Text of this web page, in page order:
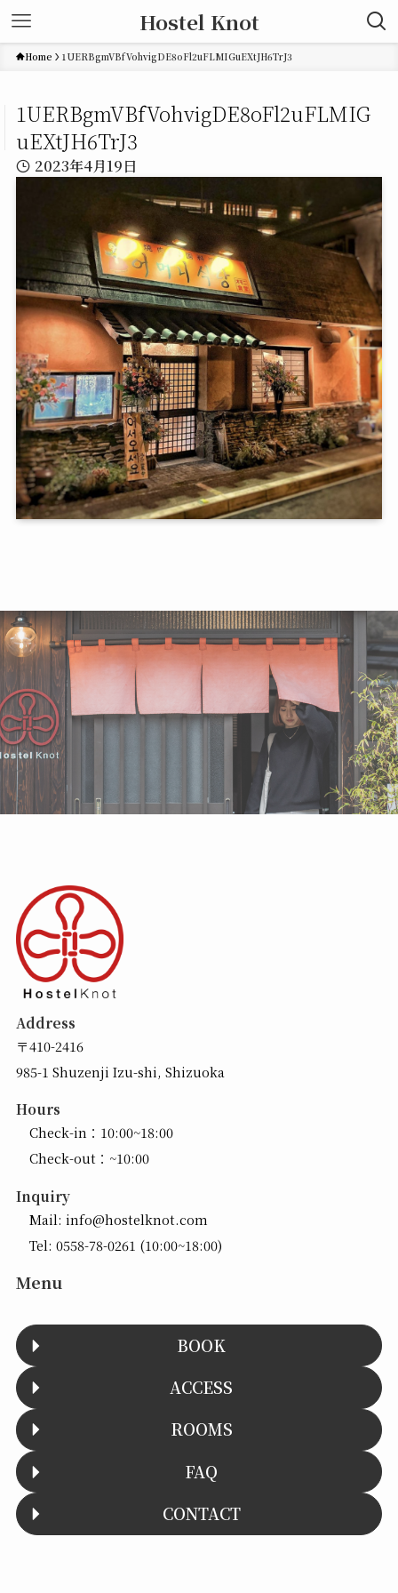
Hostel Knot
Home 1UERBgmVBfVohvigDE8oFl2uFLMIGuEXtJH6TrJ3
1UERBgmVBfVohvigDE8oFl2uFLMIG
uEXtJH6TrJ3
2023年4月19日
Address
〒410-2416
985-1 Shuzenji Izu-shi, Shizuoka
Hours
Check-in：10:00~18:00
Check-out：~10:00
Inquiry
Mail: info@hostelknot.com
Tel: 0558-78-0261 (10:00~18:00)
Menu
BOOK
ACCESS
ROOMS
FAQ
CONTACT